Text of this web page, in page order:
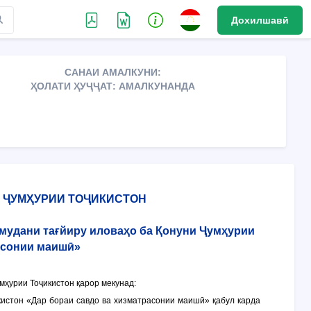
Дохилшавӣ
САНАИ АМАЛКУНИ:
ҲОЛАТИ ҲУҶҶАТ: АМАЛКУНАНДА
ТОҶИКИСТОН
тағйиру иловаҳо ба Қонуни Ҷумҳурии
маишӣ»
Тоҷикистон қарор мекунад:
«Дар бораи савдо ва хизматрасонии маишӣ» қабул карда